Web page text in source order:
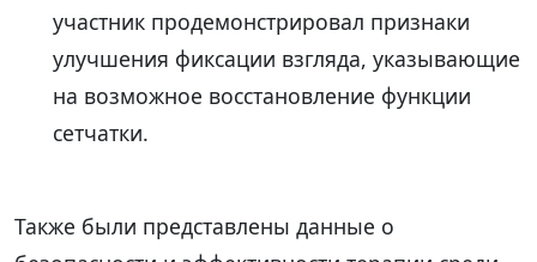
участник продемонстрировал признаки
улучшения фиксации взгляда, указывающие
на возможное восстановление функции
сетчатки.
Также были представлены данные о